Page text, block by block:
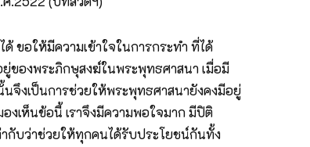
ขอให้มีความเข้าใจในการกระทำ ที่ได้
ของพระภิกษุสงฆ์ในพระพุทธศาสนา เมื่อมี
จึงเป็นการช่วยให้พระพุทธศาสนายังคงมีอยู่
งเห็นข้อนี้ เราจึงมีความพอใจมาก มีปิติ
กับว่าช่วยให้ทุกคนได้รับประโยชน์กันทั้ง